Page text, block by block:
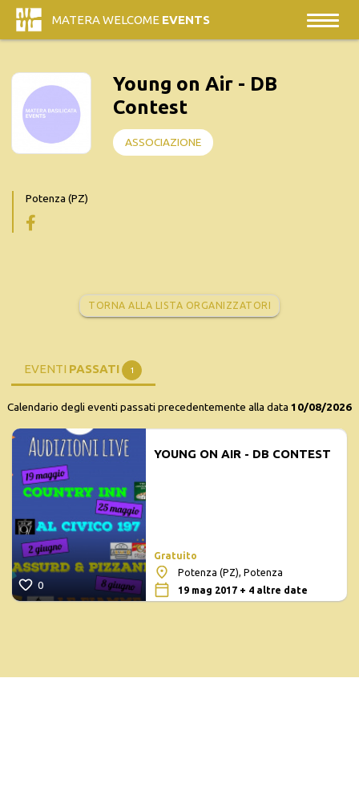
MATERA WELCOME EVENTS
Young on Air - DB
Contest
ASSOCIAZIONE
Potenza (PZ)
TORNA ALLA LISTA ORGANIZZATORI
EVENTI PASSATI 1
Calendario degli eventi passati precedentemente alla data 10/08/2026
0
YOUNG ON AIR - DB CONTEST
Gratuito
Potenza (PZ), Potenza
19 mag 2017 + 4 altre date